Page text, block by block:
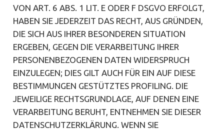
VON ART. 6 ABS. 1 LIT. E ODER F DSGVO ERFOLGT,
HABEN SIE JEDERZEIT DAS RECHT, AUS GRÜNDEN,
DIE SICH AUS IHRER BESONDEREN SITUATION
ERGEBEN, GEGEN DIE VERARBEITUNG IHRER
PERSONENBEZOGENEN DATEN WIDERSPRUCH
EINZULEGEN; DIES GILT AUCH FÜR EIN AUF DIESE
BESTIMMUNGEN GESTÜTZTES PROFILING. DIE
JEWEILIGE RECHTSGRUNDLAGE, AUF DENEN EINE
VERARBEITUNG BERUHT, ENTNEHMEN SIE DIESER
DATENSCHUTZERKLÄRUNG. WENN SIE